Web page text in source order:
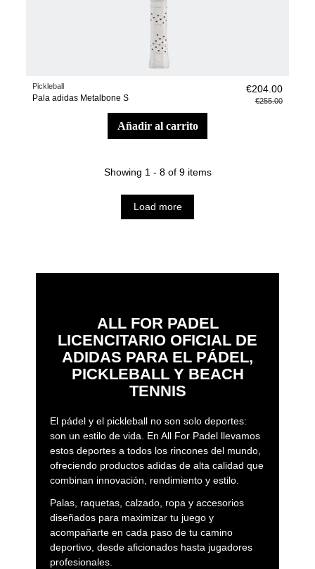
Pickleball
Pala adidas Metalbone S
€204.00
€255.00
añadir al carrito
Showing 1 - 8 of 9 items
Load more
ALL FOR PADEL
LICENCITARIO OFICIAL DE
ADIDAS PARA EL PÁDEL,
PICKLEBALL Y BEACH
TENNIS
El pádel y el pickleball no son solo deportes:
son un estilo de vida. En All For Padel llevamos
estos deportes a todos los rincones del mundo,
ofreciendo productos adidas de alta calidad que
combinan innovación, rendimiento y estilo.
Palas, raquetas, calzado, ropa y accesorios
diseñados para maximizar tu juego y
acompañarte en cada paso de tu camino
deportivo, desde aficionados hasta jugadores
profesionales.